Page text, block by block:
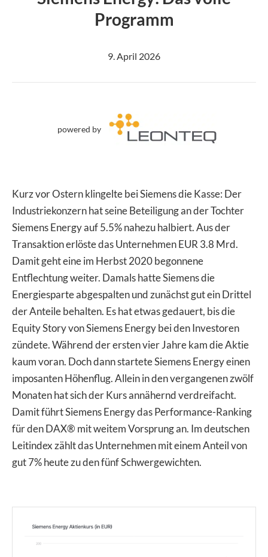
Programm
9. April 2026
powered by
Kurz vor Ostern klingelte bei Siemens die Kasse: Der
Industriekonzern hat seine Beteiligung an der Tochter
Siemens Energy auf 5.5% nahezu halbiert. Aus der
Transaktion erlöste das Unternehmen EUR 3.8 Mrd.
Damit geht eine im Herbst 2020 begonnene
Entflechtung weiter. Damals hatte Siemens die
Energiesparte abgespalten und zunächst gut ein Drittel
der Anteile behalten. Es hat etwas gedauert, bis die
Equity Story von Siemens Energy bei den Investoren
zündete. Während der ersten vier Jahre kam die Aktie
kaum voran. Doch dann startete Siemens Energy einen
imposanten Höhenflug. Allein in den vergangenen zwölf
Monaten hat sich der Kurs annähernd verdreifacht.
Damit führt Siemens Energy das Performance-Ranking
für den DAX® mit weitem Vorsprung an. Im deutschen
Leitindex zählt das Unternehmen mit einem Anteil von
gut 7% heute zu den fünf Schwergewichten.